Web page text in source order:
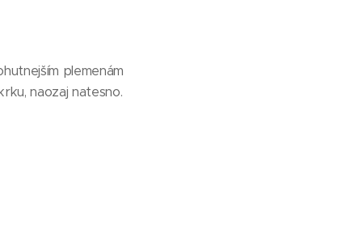
plemenám
naozaj natesno.